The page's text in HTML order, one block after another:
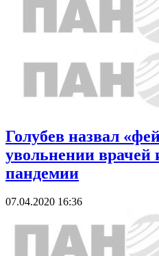
Голубев назвал
увольнении врачей
пандемии
07.04.2020 16:36